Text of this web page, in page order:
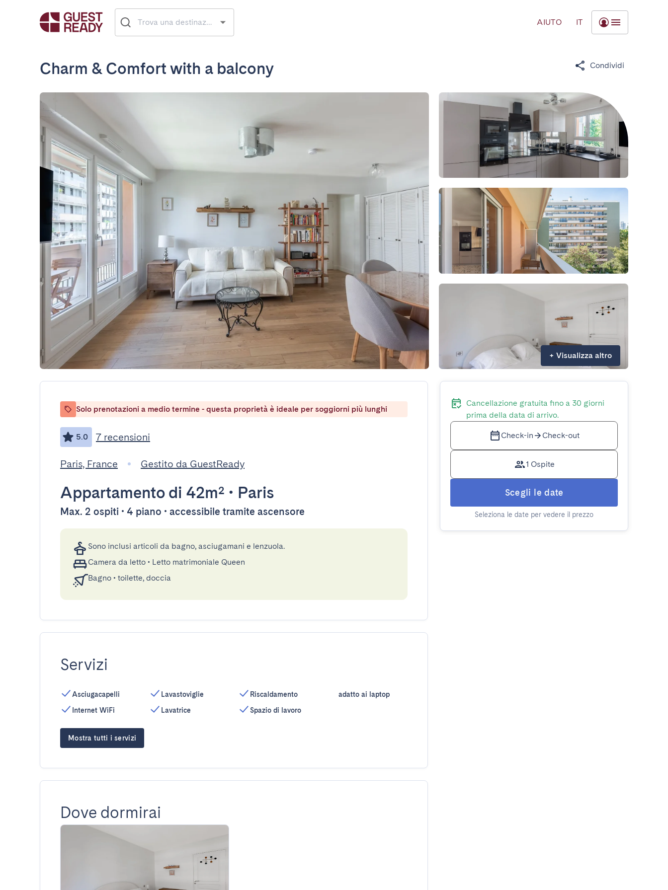
AIUTO IT
Charm & Comfort with a balcony Condividi
+ Visualizza altro
Solo prenotazioni a medio termine - questa proprietà è ideale per soggiorni più lunghi
5.0 7 recensioni
Paris, France Gestito da GuestReady
Appartamento di 42m² • Paris
Max. 2 ospiti • 4 piano • accessibile tramite ascensore
Sono inclusi articoli da bagno, asciugamani e lenzuola.
Camera da letto • Letto matrimoniale Queen
Bagno • toilette, doccia
Servizi
Asciugacapelli
Internet WiFi
Lavastoviglie
Lavatrice
Riscaldamento
Spazio di lavoro
adatto ai laptop
Mostra tutti i servizi
Dove dormirai
Cancellazione gratuita fino a 30 giorni
prima della data di arrivo.
Check-in Check-out
1 Ospite
Scegli le date
Seleziona le date per vedere il prezzo